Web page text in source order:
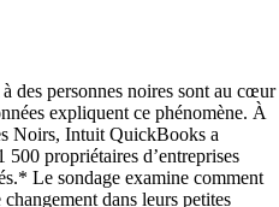
des personnes noires sont au cœur
expliquent ce phénomène. À
Noirs, Intuit QuickBooks a
500 propriétaires d’entreprises
Le sondage examine comment
dans leurs petites